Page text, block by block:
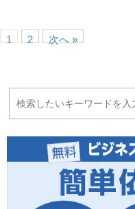
1 2 次へ »